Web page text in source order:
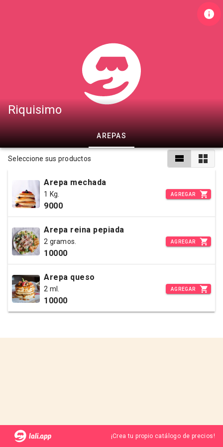
Riquisimo
AREPAS
Seleccione sus productos
Arepa mechada
1 Kg.
9000
AGREGAR
Arepa reina pepiada
2 gramos.
10000
AGREGAR
Arepa queso
2 ml.
10000
AGREGAR
¡Crea tu propio catálogo de precios!